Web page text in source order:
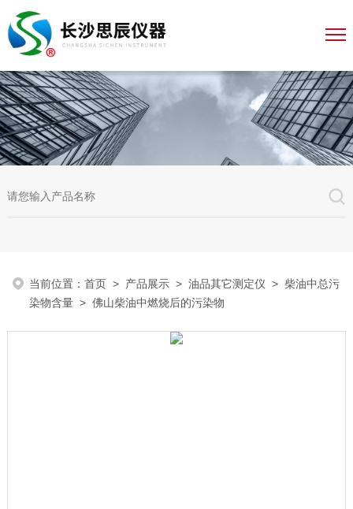
当前位置：首页 > 产品展示 >油品其它测定仪 > 柴油中总污
染物含量 > 佛山柴油中燃烧后的污染物